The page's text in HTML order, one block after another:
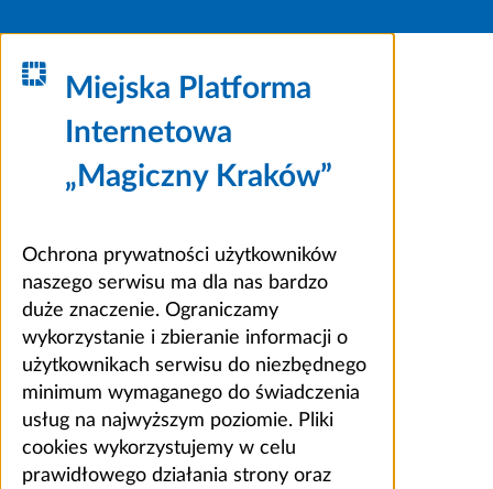
Miejska Platforma
Internetowa
„Magiczny Kraków”
Ochrona prywatności użytkowników
naszego serwisu ma dla nas bardzo
duże znaczenie. Ograniczamy
wykorzystanie i zbieranie informacji o
użytkownikach serwisu do niezbędnego
minimum wymaganego do świadczenia
usług na najwyższym poziomie. Pliki
cookies wykorzystujemy w celu
prawidłowego działania strony oraz